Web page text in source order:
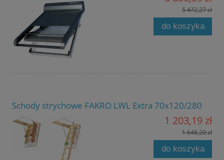
5 472,27 zł
do koszyka
Schody strychowe FAKRO LWL Extra 70x120/280
1 203,19 zł
1 648,20 zł
do koszyka